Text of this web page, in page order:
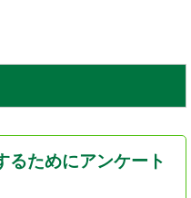
るためにアンケート